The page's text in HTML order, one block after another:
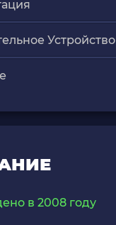
Устройство
в 2008 году